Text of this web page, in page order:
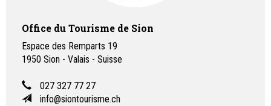
Office du Tourisme de Sion
Espace des Remparts 19
1950 Sion - Valais - Suisse
027 327 77 27
info@siontourisme.ch